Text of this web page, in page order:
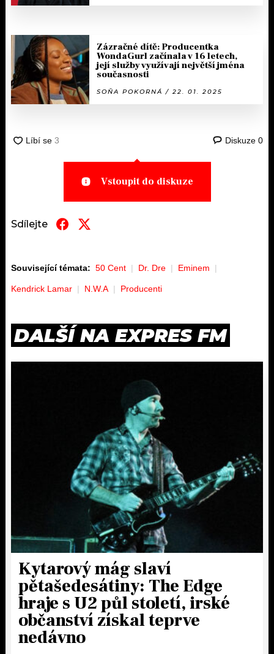
Zázračné dítě: Producentka
WondaGurl začínala v 16 letech,
její služby využívají největší jména
současnosti
SOŇA POKORNÁ / 22. 01. 2025
Diskuze 0
Vstoupit do diskuze
Sdílejte
Související témata: 50 Cent Dr. Dre Eminem
Kendrick Lamar N.W.A Producenti
DALŠÍ NA EXPRES FM
Kytarový mág slaví
pětašedesátiny: The Edge
hraje s U2 půl století, irské
občanství získal teprve
nedávno